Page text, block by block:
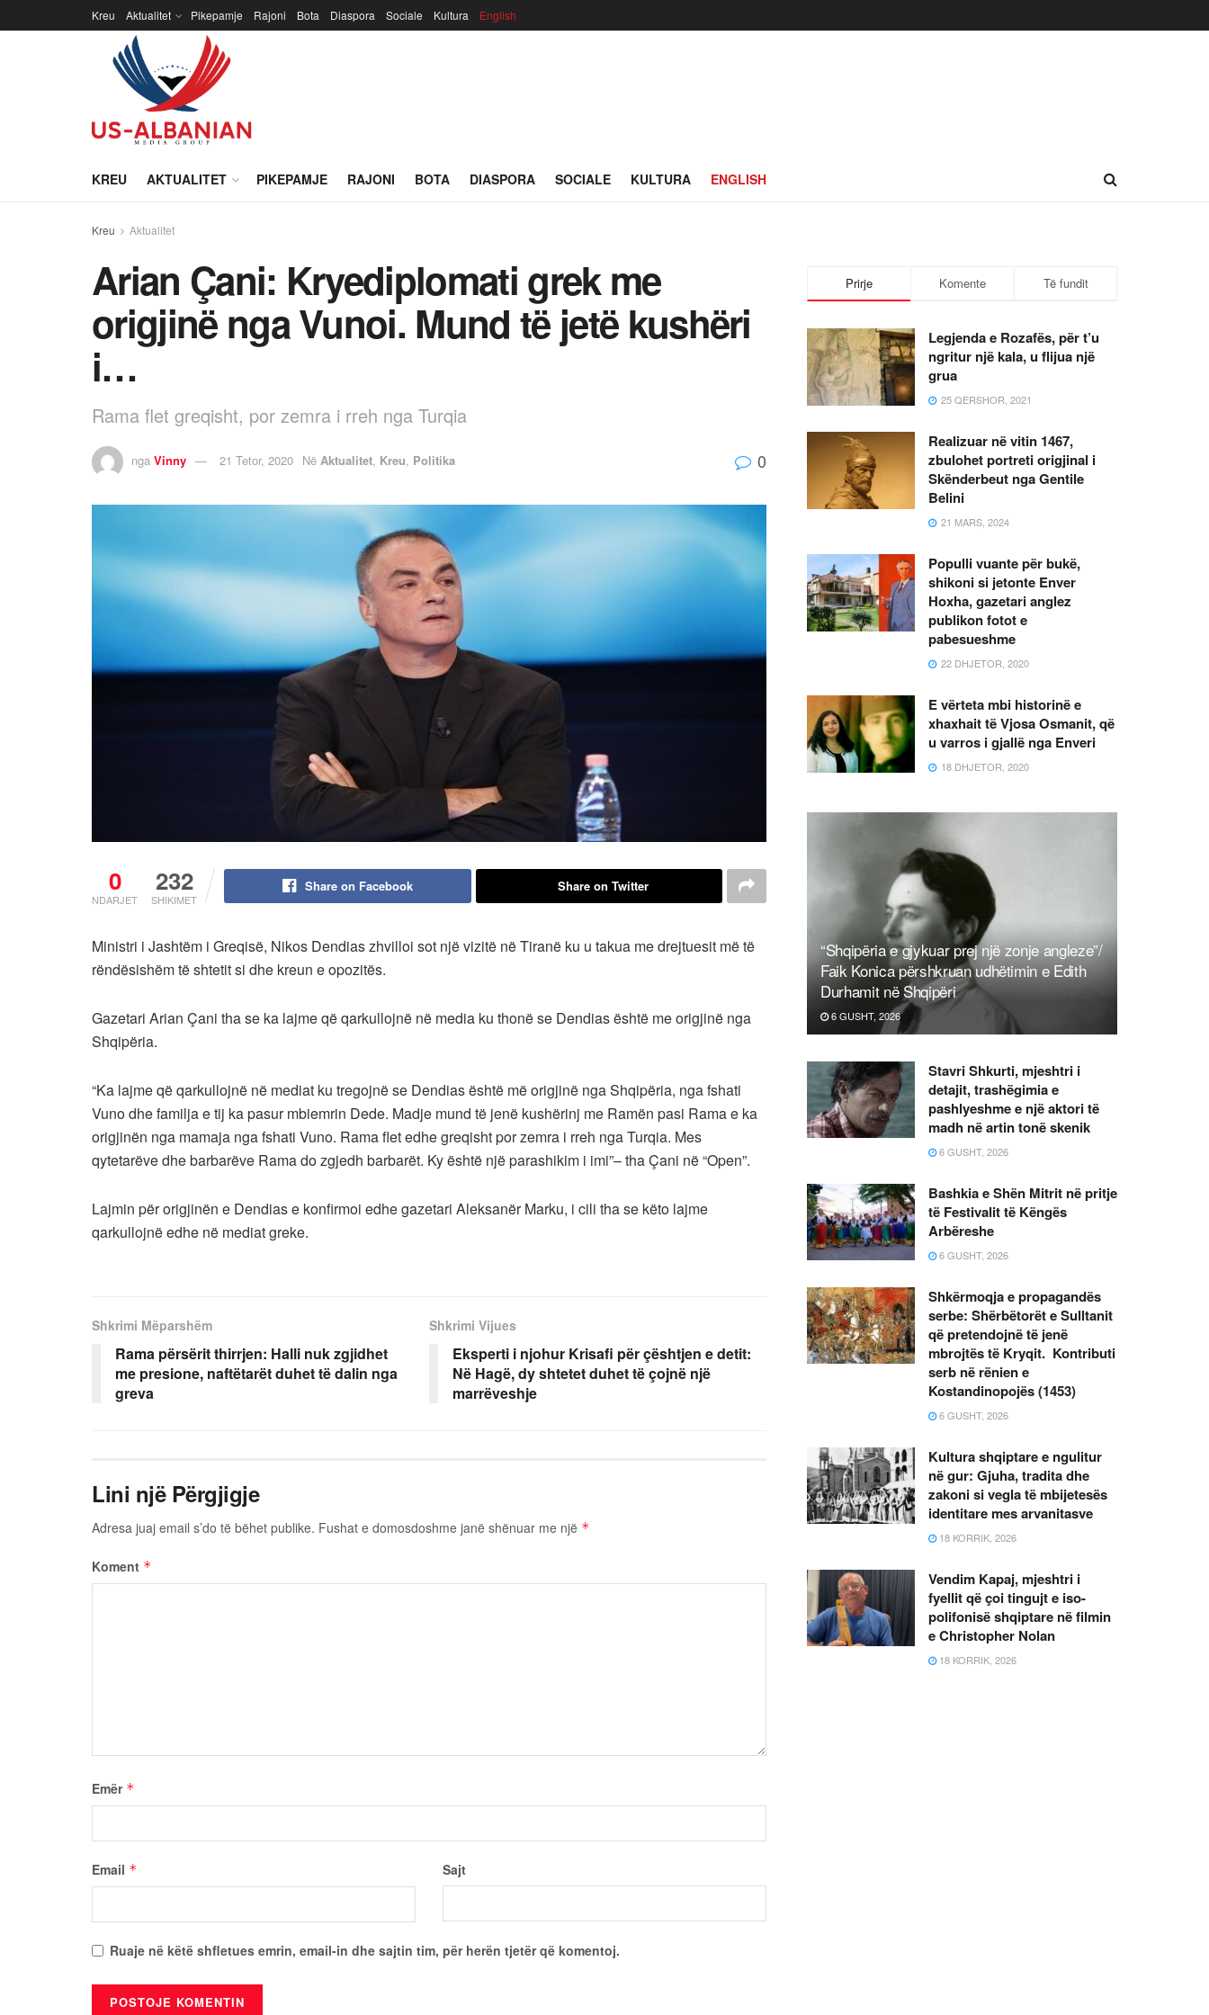
Kreu Aktualitet Pikepamje Rajoni Bota Diaspora Sociale Kultura English
KREU AKTUALITET PIKEPAMJE RAJONI BOTA DIASPORA SOCIALE KULTURA ENGLISH
Kreu Aktualitet
Arian Çani: Kryediplomati grek me
origjinë nga Vunoi. Mund të jetë kushëri
i…
Rama flet greqisht, por zemra i rreh nga Turqia
nga Vinny 21 Tetor, 2020 Në Aktualitet, Kreu, Politika 0
0
NDARJET
232
SHIKIMET
Share on Facebook Share on Twitter
Ministri i Jashtëm i Greqisë, Nikos Dendias zhvilloi sot një vizitë në Tiranë ku u takua me drejtuesit më të
rëndësishëm të shtetit si dhe kreun e opozitës.
Gazetari Arian Çani tha se ka lajme që qarkullojnë në media ku thonë se Dendias është me origjinë nga
Shqipëria.
“Ka lajme që qarkullojnë në mediat ku tregojnë se Dendias është më origjinë nga Shqipëria, nga fshati
Vuno dhe familja e tij ka pasur mbiemrin Dede. Madje mund të jenë kushërinj me Ramën pasi Rama e ka
origjinën nga mamaja nga fshati Vuno. Rama flet edhe greqisht por zemra i rreh nga Turqia. Mes
qytetarëve dhe barbarëve Rama do zgjedh barbarët. Ky është një parashikim i imi”– tha Çani në “Open”.
Lajmin për origjinën e Dendias e konfirmoi edhe gazetari Aleksanër Marku, i cili tha se këto lajme
qarkullojnë edhe në mediat greke.
Shkrimi Mëparshëm
Rama përsërit thirrjen: Halli nuk zgjidhet
me presione, naftëtarët duhet të dalin nga
greva
Shkrimi Vijues
Eksperti i njohur Krisafi për çështjen e detit:
Në Hagë, dy shtetet duhet të çojnë një
marrëveshje
Lini një Përgjigje
Adresa juaj email s’do të bëhet publike. Fushat e domosdoshme janë shënuar me një *
Koment *
Emër *
Email * Sajt
Ruaje në këtë shfletues emrin, email-in dhe sajtin tim, për herën tjetër që komentoj.
Prirje Komente Të fundit
Legjenda e Rozafës, për t’u
ngritur një kala, u flijua një
grua
25 QERSHOR, 2021
Realizuar në vitin 1467,
zbulohet portreti origjinal i
Skënderbeut nga Gentile
Belini
21 MARS, 2024
Populli vuante për bukë,
shikoni si jetonte Enver
Hoxha, gazetari anglez
publikon fotot e
pabesueshme
22 DHJETOR, 2020
E vërteta mbi historinë e
xhaxhait të Vjosa Osmanit, që
u varros i gjallë nga Enveri
18 DHJETOR, 2020
“Shqipëria e gjykuar prej një zonje angleze”/
Faik Konica përshkruan udhëtimin e Edith
Durhamit në Shqipëri
6 GUSHT, 2026
Stavri Shkurti, mjeshtri i
detajit, trashëgimia e
pashlyeshme e një aktori të
madh në artin tonë skenik
6 GUSHT, 2026
Bashkia e Shën Mitrit në pritje
të Festivalit të Këngës
Arbëreshe
6 GUSHT, 2026
Shkërmoqja e propagandës
serbe: Shërbëtorët e Sulltanit
që pretendojnë të jenë
mbrojtës të Kryqit. Kontributi
serb në rënien e
Kostandinopojës (1453)
6 GUSHT, 2026
Kultura shqiptare e ngulitur
në gur: Gjuha, tradita dhe
zakoni si vegla të mbijetesës
identitare mes arvanitasve
18 KORRIK, 2026
Vendim Kapaj, mjeshtri i
fyellit që çoi tingujt e iso-
polifonisë shqiptare në filmin
e Christopher Nolan
18 KORRIK, 2026